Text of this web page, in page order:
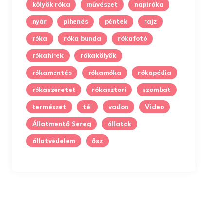
kölyök róka művészet napiróka
nyár pihenés péntek rajz
róka róka bunda rókafotó
rókahírek rókakölyök
rókamentés rókamóka rókapédia
rókaszeretet rókasztori szombat
természet tél vadon Video
Állatmentő Sereg állatok
állatvédelem ősz